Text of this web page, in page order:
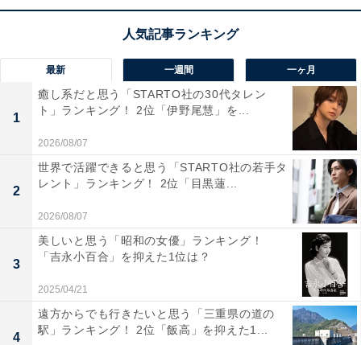
開場までの時間を過ごせる「ラウンジ」を9階に設置（筆者撮影）
第1位に輝いたのは「
」でした。 JR横浜
タワーの8～10階にある映画館で、横浜駅西口に直結 し
ているので、友達との待ち合わせにも便利です。
最新 一週間 一ヶ月
1
癒し系だと思う「STARTO社の30代タレン
ト」ランキング！ 2位「伊野尾慧」を...
2026/08/07
2
世界で活躍できると思う「STARTO社の若手タ
レント」ランキング！ 2位「目黒蓮...
2026/08/07
3
美しいと思う「昭和の女優」ランキング！
「吉永小百合」を抑えた1位は？
2025/04/21
4
遠方からでも行きたいと思う「三重県の道の
駅」ランキング！ 2位「飯高」を抑えた1...